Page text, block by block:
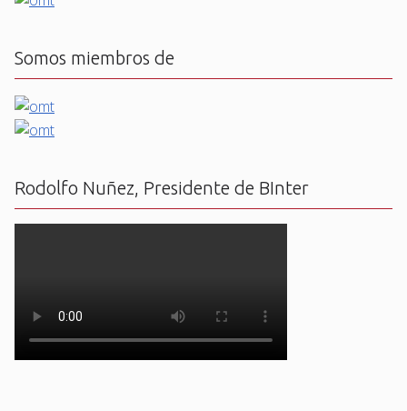
Somos miembros de
Rodolfo Nuñez, Presidente de BInter